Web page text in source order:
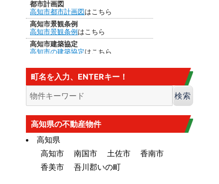
都市計画図
高知市都市計画図はこちら
高知市景観条例
高知市景観条例 はこちら
高知市建築協定
高知市の建築協定はこちら
高知市の建法22条区域
はこちら・・・
カヤ葺き、ログハウスはダメ
香南市の海抜
香南市の海抜（標高）
高知市大規模盛土造成地マップ
ら
町名を入力、ENTERキー！
高知県の不動産物件
高知県
高知市
南国市 土佐市
香南市
香美市
吾川郡いの町